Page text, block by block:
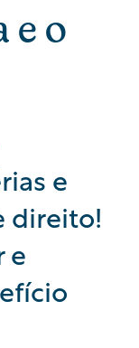
e o
e
direito!
e